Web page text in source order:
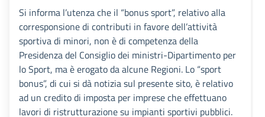
Si informa l’utenza che il “bonus sport”, relativo alla
corresponsione di contributi in favore dell’attività
sportiva di minori, non è di competenza della
Presidenza del Consiglio dei ministri-Dipartimento per
lo Sport, ma è erogato da alcune Regioni. Lo “sport
bonus”, di cui si dà notizia sul presente sito, è relativo
ad un credito di imposta per imprese che effettuano
lavori di ristrutturazione su impianti sportivi pubblici.